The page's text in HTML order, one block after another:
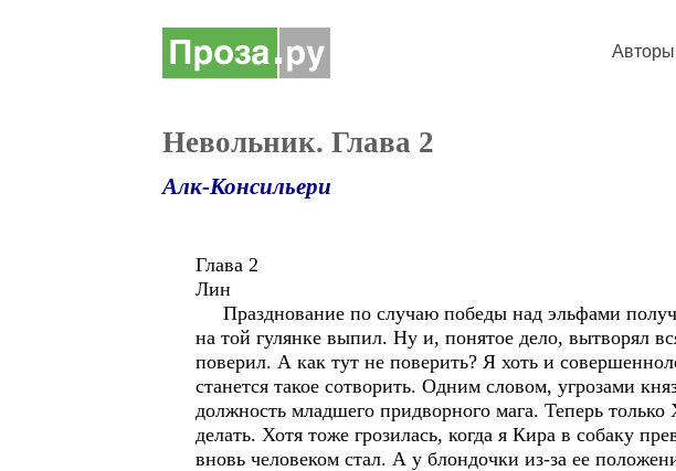
Авторы
Невольник. Глава 2
Алк-Консильери
Глава 2
Лин
Празднование по случаю победы над эльфами
на той гулянке выпил. Ну и, понятое дело, вытворял
поверил. А как тут не поверить? Я хоть и
станется такое сотворить. Одним словом, угрозами
должность младшего придворного мага. Теперь
делать. Хотя тоже грозилась, когда я Кира в собаку
вновь человеком стал. А у блондочки из-за ее